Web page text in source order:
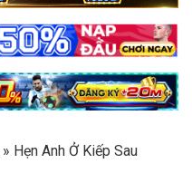
» Hẹn Anh Ở Kiếp Sau